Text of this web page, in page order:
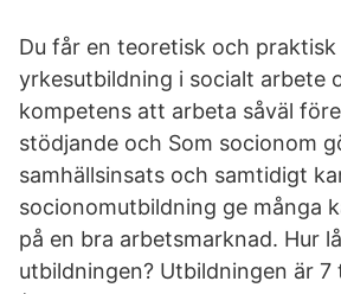
Du får en teoretisk och praktisk
yrkesutbildning i socialt arbete
kompetens att arbeta såväl
stödjande och Som socionom
samhällsinsats och samtidigt
socionomutbildning ge många
på en bra arbetsmarknad. Hur
utbildningen? Utbildningen är 7